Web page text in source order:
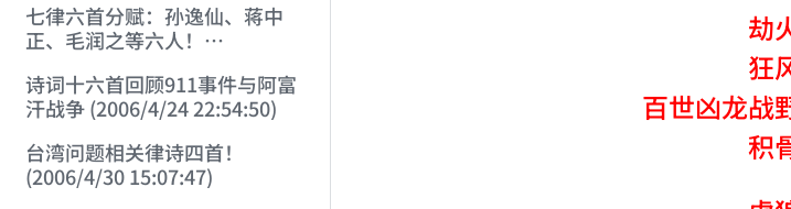
七律六首分赋：孙逸仙、蒋中
正、毛润之等六人！
诗词十六首回顾911事件与阿富
汗战争 (2006/4/24 22:54:50)
台湾问题相关律诗四首！
(2006/4/30 15:07:47)
劫
狂
百世凶龙战
积